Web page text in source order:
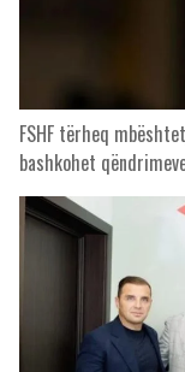
FSHF tërheq
bashkohet